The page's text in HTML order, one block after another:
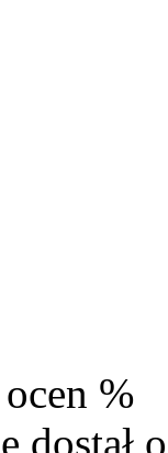
%
dostał